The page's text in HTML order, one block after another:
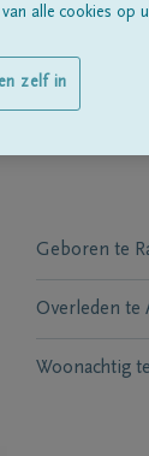
Geboren te
Overleden te
Woonachtig te
alle cookies op
zelf in